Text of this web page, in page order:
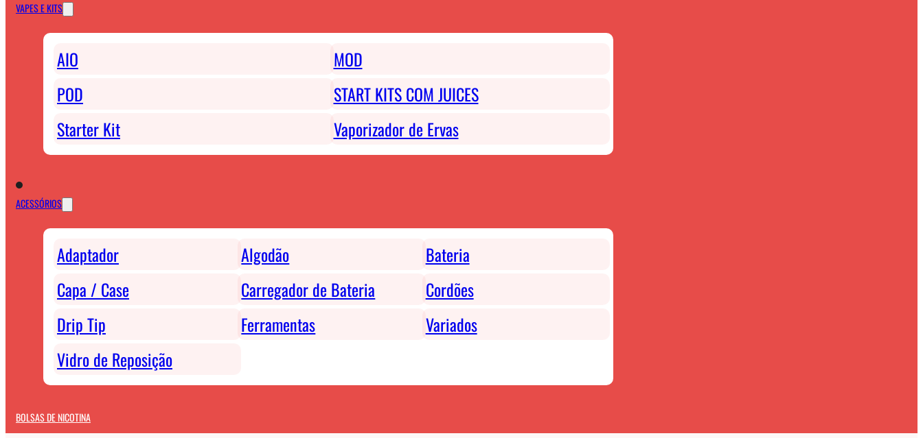
VAPES E KITS
AIO
MOD
POD
START KITS COM JUICES
Starter Kit
Vaporizador de Ervas
ACESSÓRIOS
Adaptador Algodão
Bateria
Capa / Case
Carregador de Bateria
Cordões
Drip Tip
Ferramentas
Variados
Vidro de Reposição
BOLSAS DE NICOTINA